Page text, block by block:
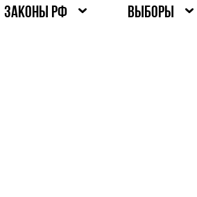
ЗАКОНЫ РФ ВЫБОРЫ